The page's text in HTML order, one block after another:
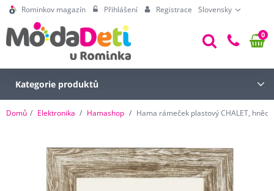
Rominkov magazín Přihlášení Registrace Slovensky
0
Kategorie produktů
Domů Elektronika Hamashop Hama rámeček plastový CHALET,